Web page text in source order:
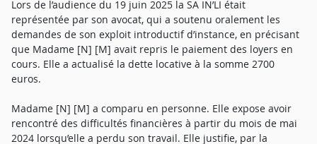
Lors de l’audience du 19 juin 2025 la SA IN’LI était
représentée par son avocat, qui a soutenu oralement les
demandes de son exploit introductif d’instance, en précisant
que Madame [N] [M] avait repris le paiement des loyers en
cours. Elle a actualisé la dette locative à la somme 2700
euros.
Madame [N] [M] a comparu en personne. Elle expose avoir
rencontré des difficultés financières à partir du mois de mai
2024 lorsqu’elle a perdu son travail. Elle justifie, par la